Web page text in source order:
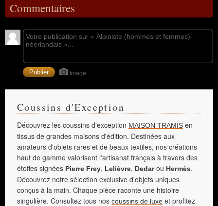
Commentaires
Image
Coussins d'Exception
Découvrez les coussins d'exception MAISON TRAMIS en
tissus de grandes maisons d'édition. Destinées aux
amateurs d'objets rares et de beaux textiles, nos créations
haut de gamme valorisent l'artisanat français à travers des
étoffes signées Pierre Frey, Lelièvre, Dedarou Hermès.
Découvrez notre sélection exclusive d'objets uniques
conçus à la main. Chaque pièce raconte une histoire
singulière. Consultez tous nos coussins de luxe et profitez